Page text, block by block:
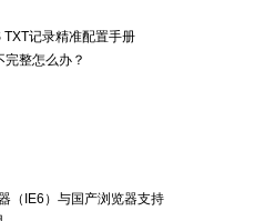
记录精准配置手册
整怎么办？
（IE6）与国产浏览器支持